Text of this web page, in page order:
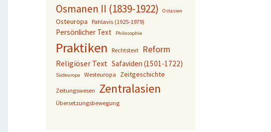
Osmanen II (1839-1922)
Ostasien
Osteuropa Pahlavis (1925-1979)
Persönlicher Text Philosophie
Praktiken Rechtstext Reform
Religiöser Text Safaviden (1501-1722)
Südeuropa Westeuropa Zeitgeschichte
Zeitungswesen Zentralasien
Übersetzungsbewegung